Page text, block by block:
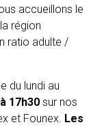
accueillons le
région
ratio adulte /
du lundi au
17h30 sur nos
et Founex. Les